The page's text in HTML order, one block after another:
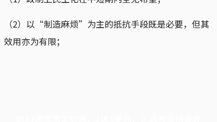
（2）以“制造麻烦”为主的抵抗手段既是必要，但其
效用亦为有限；